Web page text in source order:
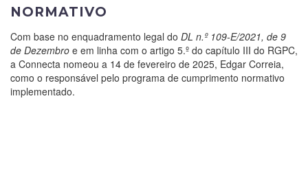
NORMATIVO
Com base no enquadramento legal do DL n.º 109-E/2021, de 9
de Dezembro e em linha com o artigo 5.º do capítulo III do RGPC,
a Connecta nomeou a 14 de fevereiro de 2025, Edgar Correia,
como o responsável pelo programa de cumprimento normativo
implementado.